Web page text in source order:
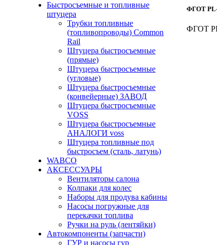
Быстросъемные и топливные
штуцера
Трубки топливные
(топливопроводы) Common
Rail
Штуцера быстросъемные
(прямые)
Штуцера быстросъемные
(угловые)
Штуцера быстросъемные
(конвейерные) ЗАВОД
Штуцера быстросъемные
VOSS
Штуцера быстросъемные
АНАЛОГИ voss
Штуцера топливные под
быстросъем (сталь, латунь)
WABCO
АКСЕССУАРЫ
Вентиляторы салона
Колпаки для колес
Наборы для продува кабины
Насосы погружные для
перекачки топлива
Ручки на руль (лентяйки)
Автокомпоненты (запчасти)
ГУР и насосы гур
ФГОТ PL-
ФГОТ